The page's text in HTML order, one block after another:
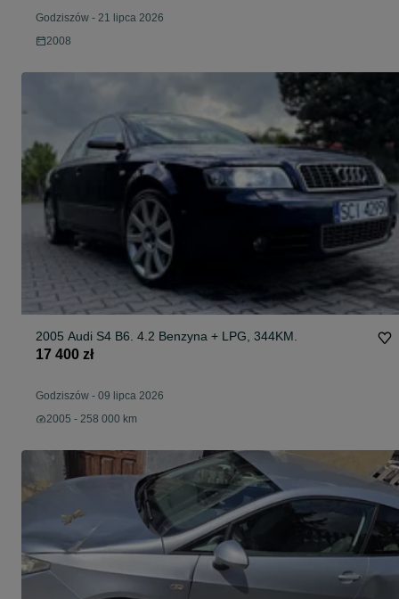
Godziszów - 21 lipca 2026
2008
2005 Audi S4 B6. 4.2 Benzyna + LPG, 344KM.
17 400 zł
Godziszów - 09 lipca 2026
2005 - 258 000 km